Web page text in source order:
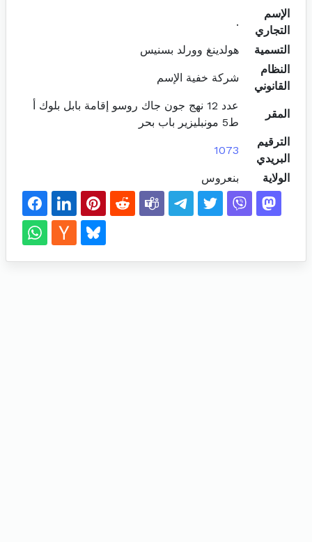
الإسم
التجاري
.
التسمية
هولدينغ وورلد بسنيس
النظام
القانوني
شركة خفية الإسم
المقر
عدد 12 نهج جون جاك روسو إقامة بابل بلوك أ
ط5 مونبليزير باب بحر
الترقيم
البريدي
1073
الولاية بنعروس